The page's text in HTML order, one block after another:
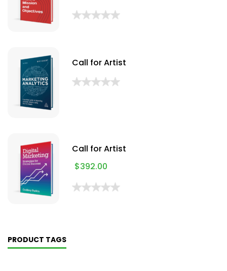
Call for Artist
Call for Artist
$392.00
PRODUCT TAGS